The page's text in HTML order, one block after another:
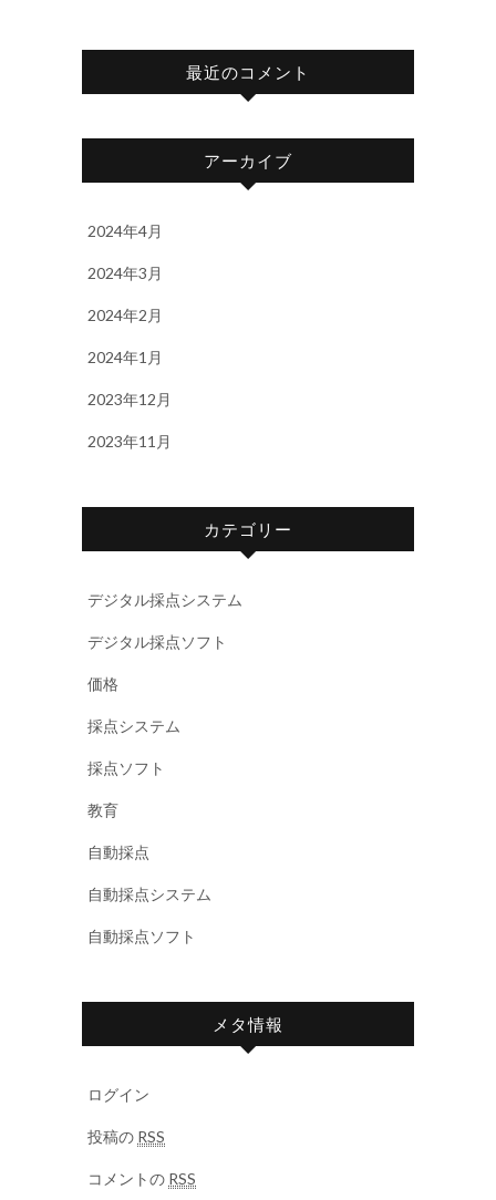
最近のコメント
アーカイブ
2024年4月
2024年3月
2024年2月
2024年1月
2023年12月
2023年11月
カテゴリー
デジタル採点システム
デジタル採点ソフト
価格
採点システム
採点ソフト
教育
自動採点
自動採点システム
自動採点ソフト
メタ情報
ログイン
投稿の RSS
コメントの RSS